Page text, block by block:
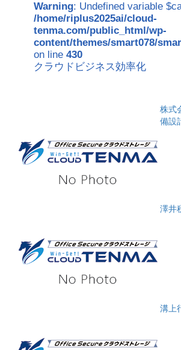
Warning: Undefined variable
/home/riplus2025ai/cloud-
tenma.com/public_html/wp-
content/themes/smart078/
on line430
クラウドビジネス効率化
株式
備設
澤井
溝上